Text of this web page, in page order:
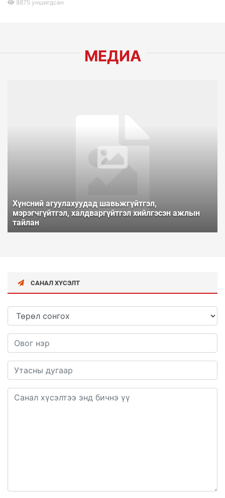
8875 уншигдсан
МЕДИА
Хүнсний агуулахуудад шавьжгүйтгэл,
мэрэгчгүйтгэл, халдваргүйтгэл хийлгэсэн ажлын
тайлан
САНАЛ ХҮСЭЛТ